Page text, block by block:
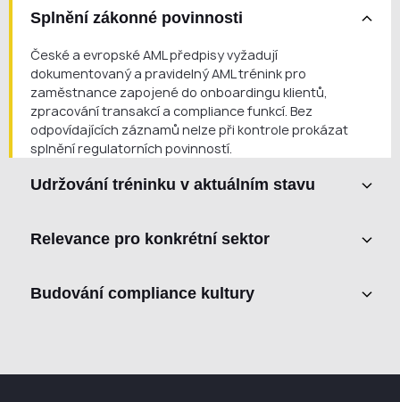
Splnění zákonné povinnosti
České a evropské AML předpisy vyžadují
dokumentovaný a pravidelný AML trénink pro
zaměstnance zapojené do onboardingu klientů,
zpracování transakcí a compliance funkcí. Bez
odpovídajících záznamů nelze při kontrole prokázat
splnění regulatorních povinností.
Udržování tréninku v aktuálním stavu
pravidelně, obvykle alespoň jednou ročně. Nad rámec
MiCA, FAÚ nebo ČNB, vytváří compliance mezery.
Relevance pro konkrétní sektor
signály a postupy relevantní pro váš obchodní model.
Budování compliance kultury